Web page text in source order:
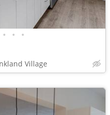
• • •
Village